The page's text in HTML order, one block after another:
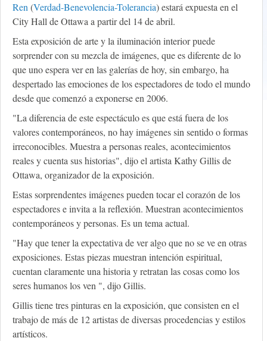
Ren(Verdad-Benevolencia-Tolerancia) estará expuesta en el
City Hall de Ottawa a partir del 14 de abril.
Esta exposición de arte y la iluminación interior puede
sorprender con su mezcla de imágenes, que es diferente de lo
que uno espera ver en las galerías de hoy, sin embargo, ha
despertado las emociones de los espectadores de todo el mundo
desde que comenzó a exponerse en 2006.
"La diferencia de este espectáculo es que está fuera de los
valores contemporáneos, no hay imágenes sin sentido o formas
irreconocibles. Muestra a personas reales, acontecimientos
reales y cuenta sus historias", dijo el artista Kathy Gillis de
Ottawa, organizador de la exposición.
Estas sorprendentes imágenes pueden tocar el corazón de los
espectadores e invita a la reflexión. Muestran acontecimientos
contemporáneos y personas. Es un tema actual.
"Hay que tener la expectativa de ver algo que no se ve en otras
exposiciones. Estas piezas muestran intención espiritual,
cuentan claramente una historia y retratan las cosas como los
seres humanos los ven ", dijo Gillis.
Gillis tiene tres pinturas en la exposición, que consisten en el
trabajo de más de 12 artistas de diversas procedencias y estilos
artísticos.